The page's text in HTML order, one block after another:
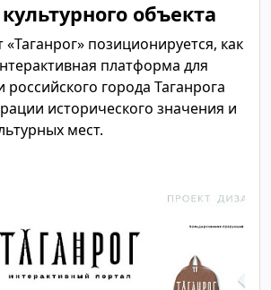
объекта
позиционируется, как
платформа для
города Таганрога
исторического значения и
мест.